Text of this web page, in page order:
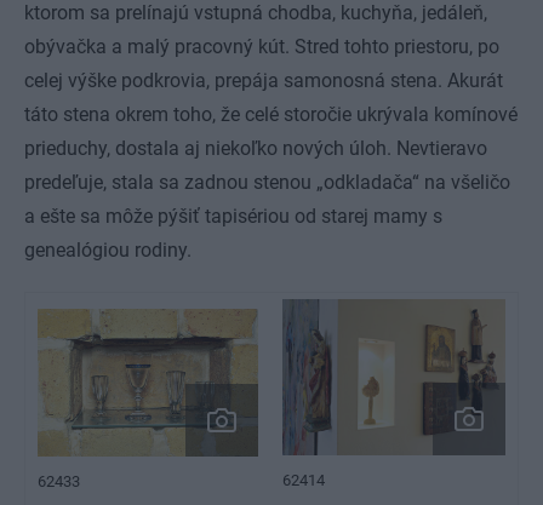
ktorom sa prelínajú vstupná chodba, kuchyňa, jedáleň,
obývačka a malý pracovný kút. Stred tohto priestoru, po
celej výške podkrovia, prepája samonosná stena. Akurát
táto stena okrem toho, že celé storočie ukrývala komínové
prieduchy, dostala aj niekoľko nových úloh. Nevtieravo
predeľuje, stala sa zadnou stenou „odkladača“ na všeličo
a ešte sa môže pýšiť tapisériou od starej mamy s
genealógiou rodiny.
62433 62414